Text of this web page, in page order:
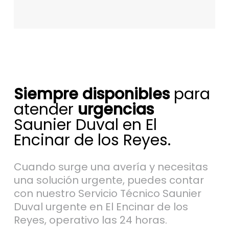
Siempre disponiblespara
atender urgencias
Saunier Duval en El
Encinar de los Reyes.
Cuando surge una avería y necesitas
una solución urgente, puedes contar
con nuestro Servicio Técnico Saunier
Duval urgente en El Encinar de los
Reyes, operativo las 24 horas.